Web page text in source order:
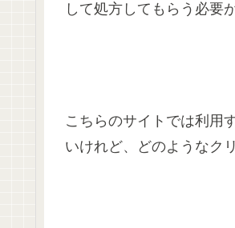
して処方してもらう必要
こちらのサイトでは利用
いけれど、どのようなク